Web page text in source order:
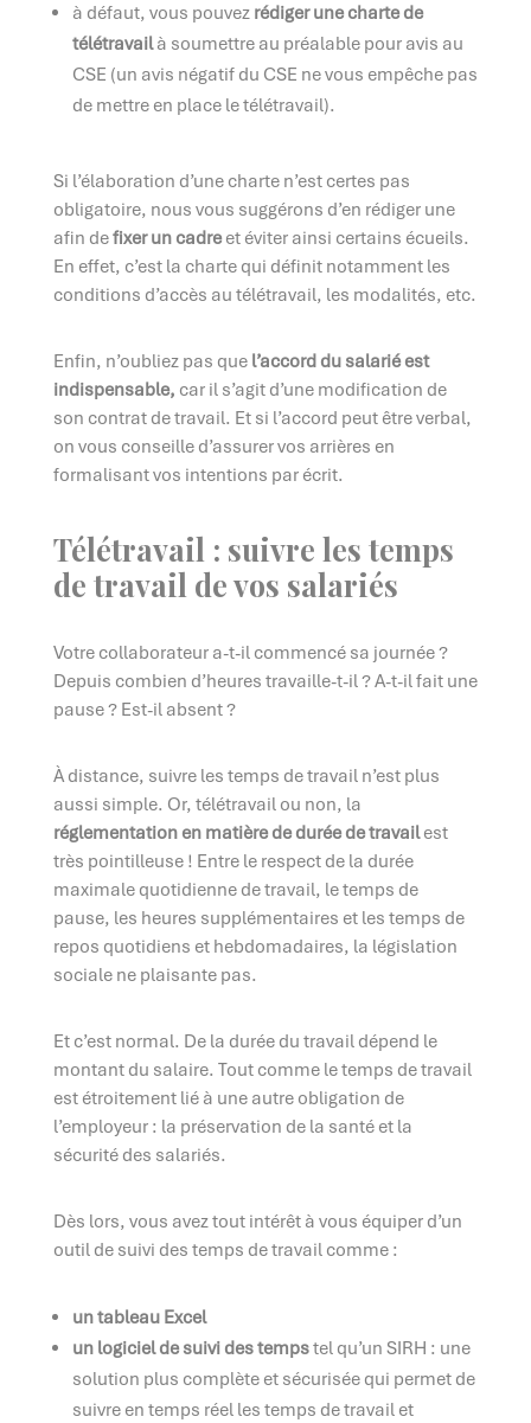
à défaut, vous pouvez rédiger une charte de
télétravailà soumettre au préalable pour avis au
CSE (un avis négatif du CSE ne vous empêche pas
de mettre en place le télétravail).
Si l’élaboration d’une charte n’est certes pas
obligatoire, nous vous suggérons d’en rédiger une
afin defixer un cadreet éviter ainsi certains écueils.
En effet, c’est la charte qui définit notamment les
conditions d’accès au télétravail, les modalités, etc.
Enfin, n’oubliez pas que l’accord du salarié est
indispensable, car il s’agit d’une modification de
son contrat de travail. Et si l’accord peut être verbal,
on vous conseille d’assurer vos arrières en
formalisant vos intentions par écrit.
Télétravail : suivre les temps
de travail de vos salariés
Votre collaborateur a-t-il commencé sa journée ?
Depuis combien d’heures travaille-t-il ? A-t-il fait une
pause ? Est-il absent ?
À distance, suivre les temps de travail n’est plus
aussi simple. Or, télétravail ou non, la
réglementation en matière de durée de travailest
très pointilleuse ! Entre le respect de la durée
maximale quotidienne de travail, le temps de
pause, les heures supplémentaires et les temps de
repos quotidiens et hebdomadaires, la législation
sociale ne plaisante pas.
Et c’est normal. De la durée du travail dépend le
montant du salaire. Tout comme le temps de travail
est étroitement lié à une autre obligation de
l’employeur : la préservation de la santé et la
sécurité des salariés.
Dès lors, vous avez tout intérêt à vous équiper d’un
outil de suivi des temps de travail comme :
un tableau Excel
un logiciel de suivi des tempstel qu’un SIRH : une
solution plus complète et sécurisée qui permet de
suivre en temps réel les temps de travail et